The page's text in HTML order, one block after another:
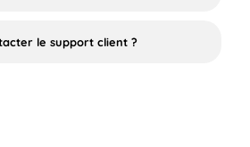
le support client ?